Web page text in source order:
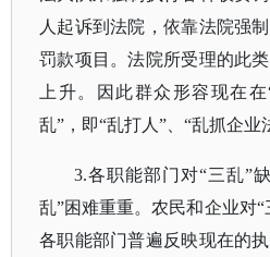
人起诉到法院，依靠法院强
罚款项目。法院所受理的此
上升。因此群众形容现在
乱”，即“乱打人”、“乱抓企业
3.各职能部门对“三乱”
乱”困难重重。农民和企业对
各职能部门普遍反映现在的